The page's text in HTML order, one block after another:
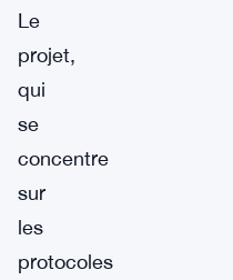
Le
projet,
qui
se
concentre
sur
les
protocoles